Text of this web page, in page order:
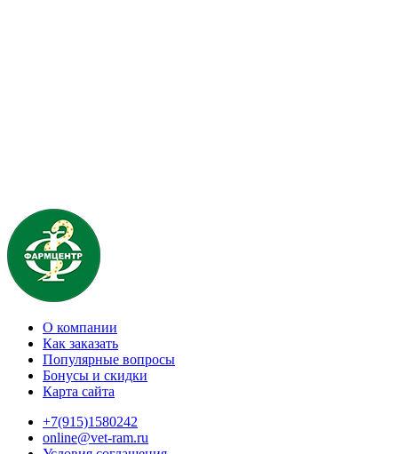
О компании
Как заказать
Популярные вопросы
Бонусы и скидки
Карта сайта
+7(915)1580242
online@vet-ram.ru